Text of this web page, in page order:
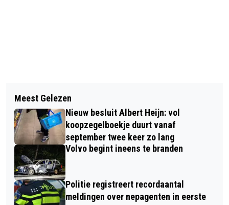
AIRBORNE COMMERMORATION 2020,
ONE FLOWERCHILD, LOTS OF FLOWERS
AIRBORNE MUSEUM HARTENSTEIN:
OOSTERBEEKSE VILLA MET EEN RIJKE
HISTORIE
Meest Gelezen
Nieuw besluit Albert Heijn: vol
koopzegelboekje duurt vanaf
september twee keer zo lang
Volvo begint ineens te branden
Politie registreert recordaantal
meldingen over nepagenten in eerste